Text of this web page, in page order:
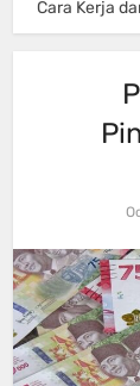
Cara Kerja